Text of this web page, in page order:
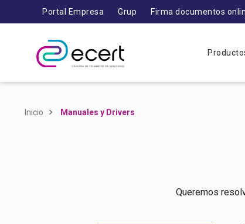
Portal Empresa Grup Firma documentos
Inicio Manuales y Drivers
Queremos